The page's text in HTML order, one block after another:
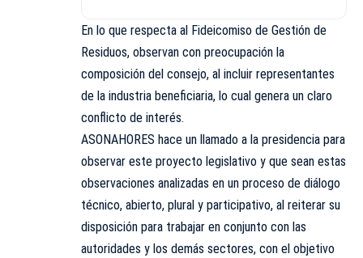
En lo que respecta al Fideicomiso de Gestión de
Residuos, observan con preocupación la
composición del consejo, al incluir representantes
de la industria beneficiaria, lo cual genera un claro
conflicto de interés.
ASONAHORES hace un llamado a la presidencia para
observar este proyecto legislativo y que sean estas
observaciones analizadas en un proceso de diálogo
técnico, abierto, plural y participativo, al reiterar su
disposición para trabajar en conjunto con las
autoridades y los demás sectores, con el objetivo